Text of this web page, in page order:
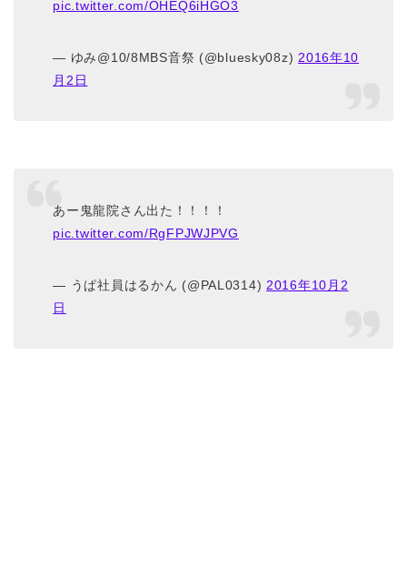
pic.twitter.com/OHEQ6iHGO3
— ゆみ@10/8MBS音祭 (@bluesky08z) 2016年10
月2日
あー鬼龍院さん出た！！！！
pic.twitter.com/RgFPJWJPVG
— うぱ社員はるかん (@PAL0314)2016年10月2
日